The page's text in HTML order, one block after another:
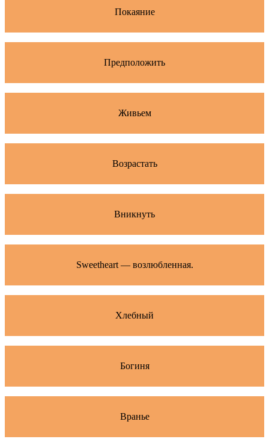
Покаяние
Предположить
Живьем
Возрастать
Вникнуть
Sweetheart — возлюбленная.
Хлебный
Богиня
Вранье